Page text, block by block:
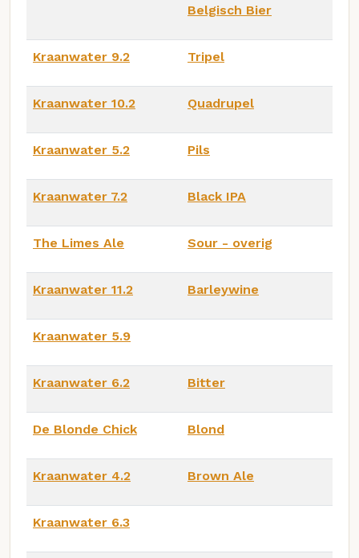
Belgisch Bier
Kraanwater 9.2 Tripel
Kraanwater 10.2 Quadrupel
Kraanwater 5.2 Pils
Kraanwater 7.2 Black IPA
The Limes Ale Sour - overig
Kraanwater 11.2 Barleywine
Kraanwater 5.9
Kraanwater 6.2 Bitter
De Blonde Chick Blond
Kraanwater 4.2 Brown Ale
Kraanwater 6.3